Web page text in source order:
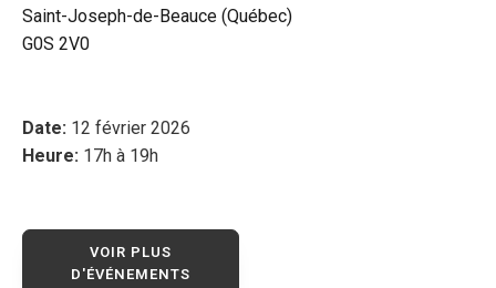
Saint-Joseph-de-Beauce (Québec)
G0S 2V0
Date: 12 février 2026
Heure: 17h à 19h
VOIR PLUS
D'ÉVÉNEMENTS